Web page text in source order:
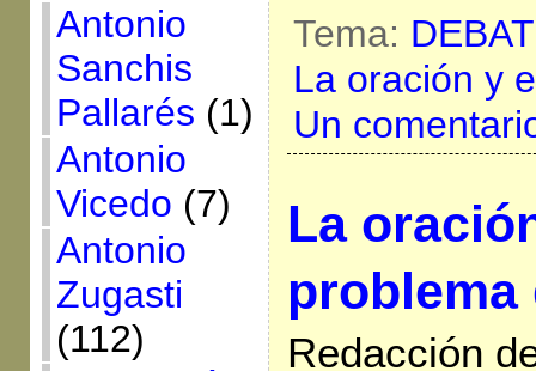
Antonio
Sanchis
Pallarés (1)
Antonio
Vicedo (7)
Antonio
Zugasti
(112)
Tema:
La oración y
Un
La
problema
Redacción